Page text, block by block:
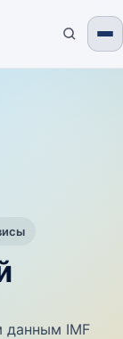
данным IMF